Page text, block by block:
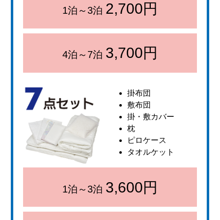
1泊～3泊 2,700円
4泊～7泊 3,700円
掛布団
敷布団
掛・敷カバー
枕
ピロケース
タオルケット
1泊～3泊 3,600円